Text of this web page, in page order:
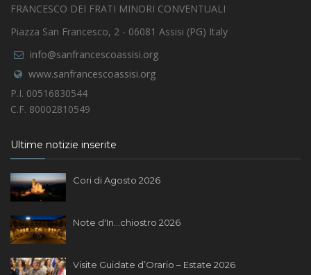
FRANCESCO DEI FRATI MINORI CONVENTUALI
Piazza San Francesco, 2 - 06081 Assisi (PG) Italy
info@sanfrancescoassisi.org
www.sanfrancescoassisi.org
P.I. 00516830544
C.F. 80002810549
Ultime notizie inserite
Cori di Agosto 2026
Note d'In...chiostro 2026
Visite Guidate d’Orario – Estate 2026